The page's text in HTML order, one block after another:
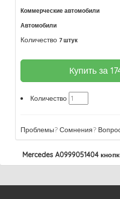
Коммерческие автомобили
Автомобили
Количество 7 штук
Купить за
Количество
Проблемы? Сомнения?
Mercedes A0999051404